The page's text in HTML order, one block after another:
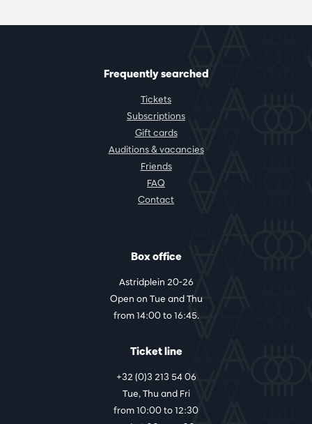
Frequently searched
Tickets
Subscriptions
Gift cards
Auditions & vacancies
Friends
FAQ
Contact
Box office
Astridplein 20-26
Open on Tue and Thu
from 14:00 to 16:45.
Ticket line
+32 (0)3 213 54 06
Tue, Thu and Fri
from 10:00 to 12:30